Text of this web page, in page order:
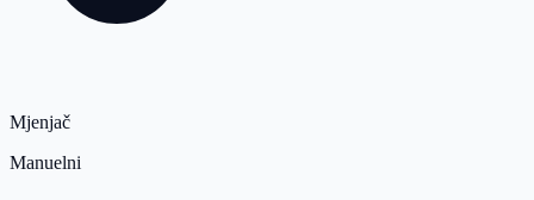
Mjenjač
Manuelni